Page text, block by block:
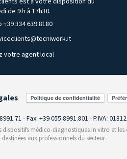
de 9 h à 17h30.
+39 334 639 8180
votre agent local
- Fax: +39 055.8991.801 - P.IVA:
médico-diagnostiques in vitro et
aux professionnels du secteur.